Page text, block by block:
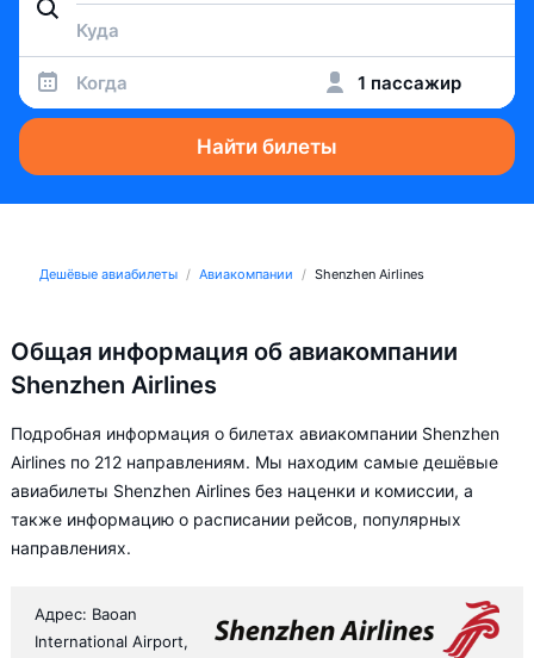
Когда 1 пассажир
Найти билеты
Дешёвые авиабилеты Авиакомпании Shenzhen Airlines
Общая информация об авиакомпании
Shenzhen Airlines
Подробная информация о билетах авиакомпании Shenzhen
Airlines по 212 направлениям. Мы находим самые дешёвые
авиабилеты Shenzhen Airlines без наценки и комиссии, а
также информацию о расписании рейсов, популярных
направлениях.
Адрес: Baoan
International Airport,